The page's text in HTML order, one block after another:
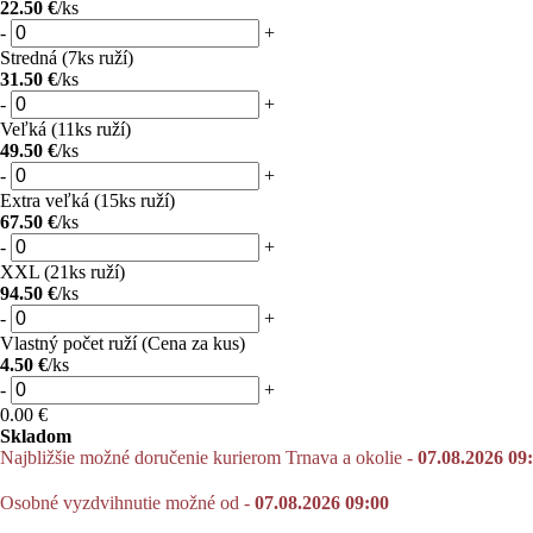
22.50 €/ks
-
+
Stredná (7ks ruží)
31.50 €/ks
-
+
Veľká (11ks ruží)
49.50 €/ks
-
+
Extra veľká (15ks ruží)
67.50 €/ks
-
+
XXL (21ks ruží)
94.50 €/ks
-
+
Vlastný počet ruží (Cena za kus)
4.50 €/ks
-
+
0.00 €
Skladom
Najbližšie možné doručenie kurierom Trnava a okolie - 07.08.2026
Osobné vyzdvihnutie možné od - 07.08.2026 09:00